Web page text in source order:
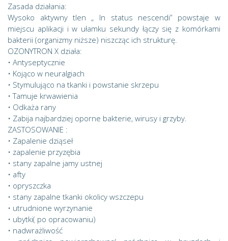
Zasada działania:
Wysoko aktywny tlen „ In status nescendi” powstaje w
miejscu aplikacji i w ułamku sekundy łączy się z komórkami
bakterii (organizmy niższe) niszcząc ich strukturę.
OZONYTRON X działa:
• Antyseptycznie
• Kojąco w neuralgiach
• Stymulująco na tkanki i powstanie skrzepu
• Tamuje krwawienia
• Odkaża rany
• Zabija najbardziej oporne bakterie, wirusy i grzyby.
ZASTOSOWANIE :
• Zapalenie dziąseł
• zapalenie przyzębia
• stany zapalne jamy ustnej
• afty
• opryszczka
• stany zapalne tkanki okolicy wszczepu
• utrudnione wyrzynanie
• ubytki( po opracowaniu)
• nadwrażliwość